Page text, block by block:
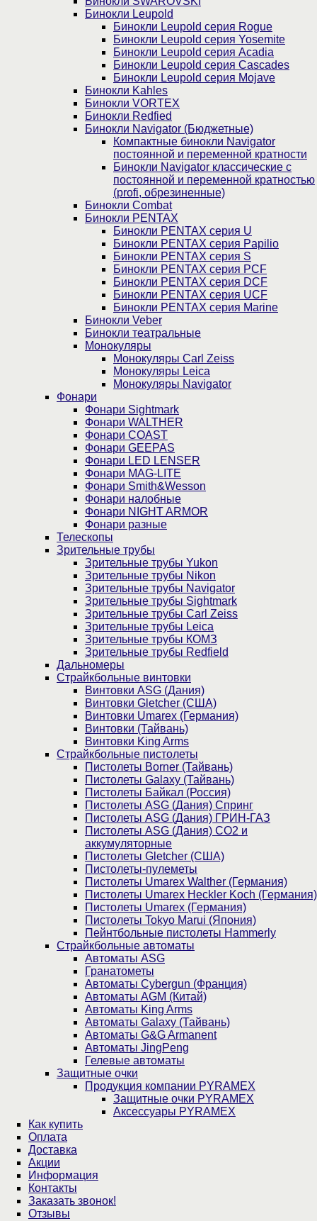
Бинокли Leupold
Бинокли Leupold серия Rogue
Бинокли Leupold серия Yosemite
Бинокли Leupold серия Acadia
Бинокли Leupold серия Cascades
Бинокли Leupold серия Mojave
Бинокли Kahles
Бинокли VORTEX
Бинокли Redfied
Бинокли Navigator (Бюджетные)
Компактные бинокли Navigator
постоянной и переменной кратности
Бинокли Navigator классические с
постоянной и переменной кратностью
(profi, обрезиненные)
Бинокли Combat
Бинокли PENTAX
Бинокли PENTAX серия U
Бинокли PENTAX серия Papilio
Бинокли PENTAX серия S
Бинокли PENTAX серия PCF
Бинокли PENTAX серия DCF
Бинокли PENTAX серия UCF
Бинокли PENTAX серия Marine
Бинокли Veber
Бинокли театральные
Монокуляры
Монокуляры Carl Zeiss
Монокуляры Leica
Монокуляры Navigator
Фонари
Фонари Sightmark
Фонари WALTHER
Фонари COAST
Фонари GEEPAS
Фонари LED LENSER
Фонари MAG-LITE
Фонари Smith&Wesson
Фонари налобные
Фонари NIGHT ARMOR
Фонари разные
Телескопы
Зрительные трубы
Зрительные трубы Yukon
Зрительные трубы Nikon
Зрительные трубы Navigator
Зрительные трубы Sightmark
Зрительные трубы Carl Zeiss
Зрительные трубы Leica
Зрительные трубы КОМЗ
Зрительные трубы Redfield
Дальномеры
Страйкбольные винтовки
Винтовки ASG (Дания)
Винтовки Gletcher (США)
Винтовки Umarex (Германия)
Винтовки (Тайвань)
Винтовки King Arms
Страйкбольные пистолеты
Пистолеты Borner (Тайвань)
Пистолеты Galaxy (Тайвань)
Пистолеты Байкал (Россия)
Пистолеты ASG (Дания) Спринг
Пистолеты ASG (Дания) ГРИН-ГАЗ
Пистолеты ASG (Дания) CO2 и
аккумуляторные
Пистолеты Gletcher (США)
Пистолеты-пулеметы
Пистолеты Umarex Walther (Германия)
Пистолеты Umarex Heckler Koch (Германия)
Пистолеты Umarex (Германия)
Пистолеты Tokyo Marui (Япония)
Пейнтбольные пистолеты Hammerly
Страйкбольные автоматы
Автоматы ASG
Гранатометы
Автоматы Cybergun (Франция)
Автоматы AGM (Китай)
Автоматы King Arms
Автоматы Galaxy (Тайвань)
Автоматы G&G Armanent
Автоматы JingPeng
Гелевые автоматы
Защитные очки
Продукция компании PYRAMEX
Защитные очки PYRAMEX
Аксессуары PYRAMEX
Как купить
Оплата
Доставка
Акции
Информация
Контакты
Заказать звонок!
Отзывы